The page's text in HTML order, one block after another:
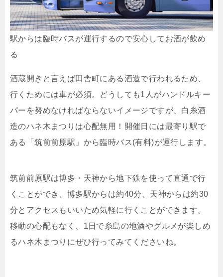
駅からは臨時バスが運行するので安心してお酒が飲め
る
酒蔵開きと言えば田舎町にある酒造で行われるため、
行くためには車が必須。どうしても1人がハンドルキー
パーを努めなければならないイメージですが、白糸酒
造のハネ木まつりは心配無用！開催日には最寄り駅で
ある「筑前前原駅」から臨時バス(有料)が運行します。
筑前前原駅は博多・天神から地下鉄を使って直通で行
くことができ、博多駅からは約40分、天神からは約30
分とアクセスもいいため気軽に行くことができます。
移動の心配もなく、1日で糸島の地酒やグルメが楽しめ
るハネ木まつりにぜひ行ってみてくださいね。